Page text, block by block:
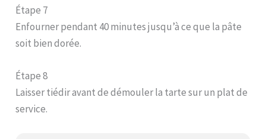
Étape 7
Enfourner pendant 40 minutes jusqu’à ce que la pâte
soit bien dorée.
Étape 8
Laisser tiédir avant de démouler la tarte sur un plat de
service.